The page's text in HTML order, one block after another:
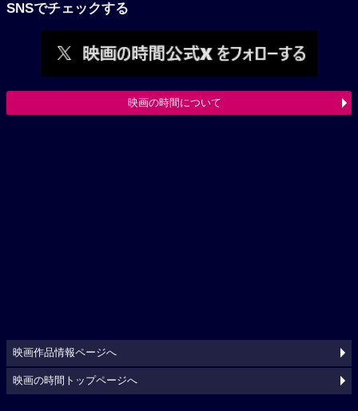
SNSでチェックする
映画の時間について
映画作品情報ページへ
映画の時間トップページへ